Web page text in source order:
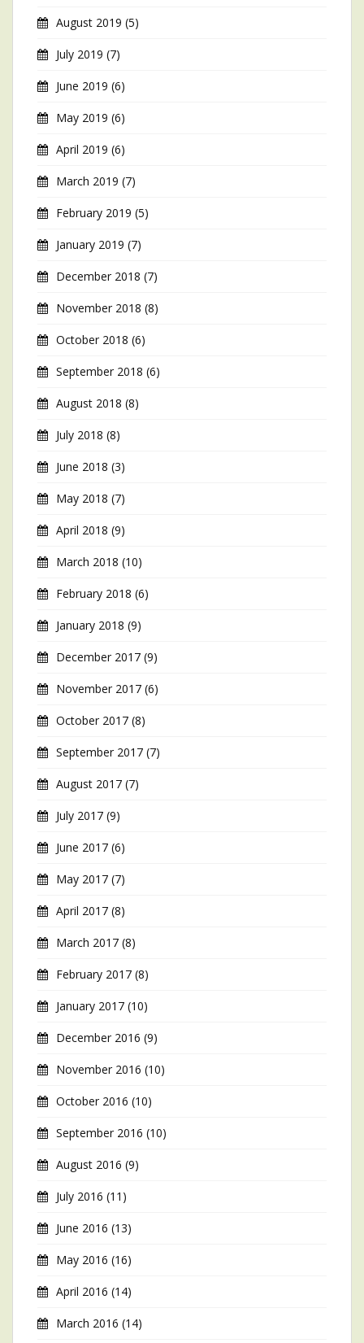
August 2019 (5)
July 2019 (7)
June 2019 (6)
May 2019 (6)
April 2019 (6)
March 2019 (7)
February 2019 (5)
January 2019 (7)
December 2018 (7)
November 2018 (8)
October 2018 (6)
September 2018 (6)
August 2018 (8)
July 2018 (8)
June 2018 (3)
May 2018 (7)
April 2018 (9)
March 2018 (10)
February 2018 (6)
January 2018 (9)
December 2017 (9)
November 2017 (6)
October 2017 (8)
September 2017 (7)
August 2017 (7)
July 2017 (9)
June 2017 (6)
May 2017 (7)
April 2017 (8)
March 2017 (8)
February 2017 (8)
January 2017 (10)
December 2016 (9)
November 2016 (10)
October 2016 (10)
September 2016 (10)
August 2016 (9)
July 2016 (11)
June 2016 (13)
May 2016 (16)
April 2016 (14)
March 2016 (14)